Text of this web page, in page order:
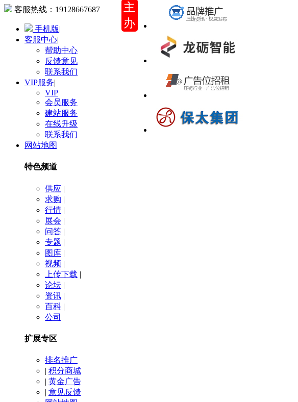
客服热线： 19128667687
手机版|
客服中心|
帮助中心
反馈意见
联系我们
VIP服务|
VIP
会员服务
建站服务
在线升级
联系我们
网站地图
特色频道
供应 |
求购 |
行情 |
展会 |
问答 |
专题 |
图库 |
视频 |
上传下载 |
论坛 |
资讯 |
百科 |
公司
扩展专区
排名推广
| 积分商城
| 黄金广告
| 意见反馈
主
办